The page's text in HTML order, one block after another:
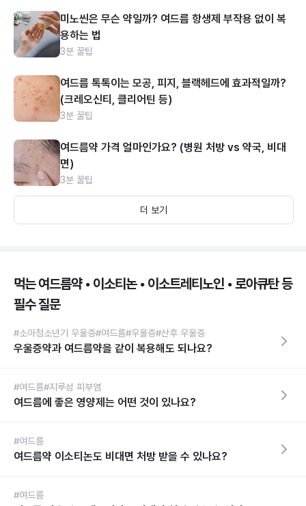
미노씬은 무슨 약일까? 여드름 항생제 부작용 없이 복
용하는 법
3분 꿀팁
여드름 톡톡이는 모공, 피지, 블랙헤드에 효과적일까?
(크레오신티, 클리어틴 등)
3분 꿀팁
여드름약 가격 얼마인가요? (병원 처방 vs 약국, 비대
면)
3분 꿀팁
더 보기
먹는 여드름약 • 이소티논 • 이소트레티노인 • 로아큐탄 등
필수 질문
#소아청소년기 우울증#여드름#우울증#산후 우울증
우울증약과 여드름약을 같이 복용해도 되나요?
#여드름#지루성 피부염
여드름에 좋은 영양제는 어떤 것이 있나요?
#여드름
여드름약 이소티논도 비대면 처방 받을 수 있나요?
#여드름